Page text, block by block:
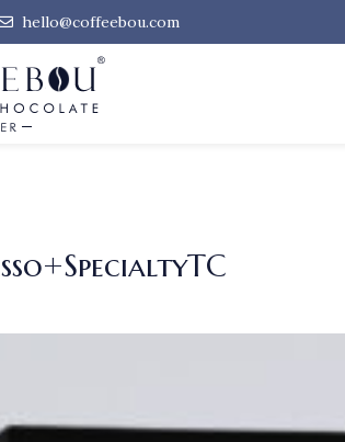
hello@coffeebou.com